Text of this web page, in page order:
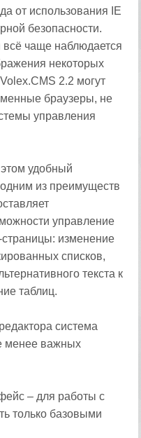
от использования IE
безопасности.
всё чаще наблюдается
некоторых
2.2 могут
браузеры, не
управления
удобный
одним из преимуществ
управление
изменение
списков,
текста к
таблиц.
система
менее важных
– для работы с
только базовыми